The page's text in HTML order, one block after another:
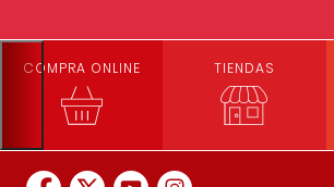
COMPRA ONLINE TIENDAS